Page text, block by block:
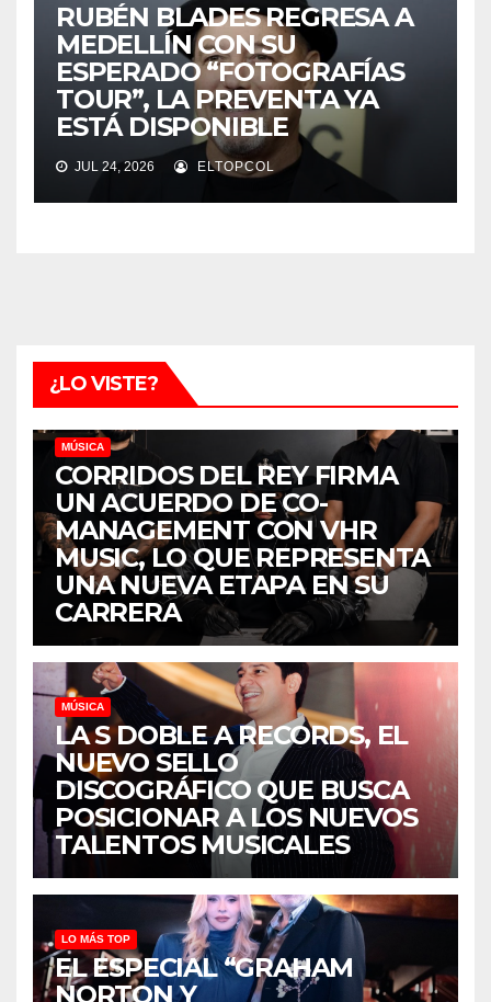
RUBÉN BLADES REGRESA A
MEDELLÍN CON SU
ESPERADO “FOTOGRAFÍAS
TOUR”, LA PREVENTA YA
ESTÁ DISPONIBLE
JUL 24, 2026 ELTOPCOL
¿LO VISTE?
MÚSICA
CORRIDOS DEL REY FIRMA
UN ACUERDO DE CO-
MANAGEMENT CON VHR
MUSIC, LO QUE REPRESENTA
UNA NUEVA ETAPA EN SU
CARRERA
MÚSICA
LA S DOBLE A RECORDS, EL
NUEVO SELLO
DISCOGRÁFICO QUE BUSCA
POSICIONAR A LOS NUEVOS
TALENTOS MUSICALES
LO MÁS TOP
EL ESPECIAL “GRAHAM
NORTON Y